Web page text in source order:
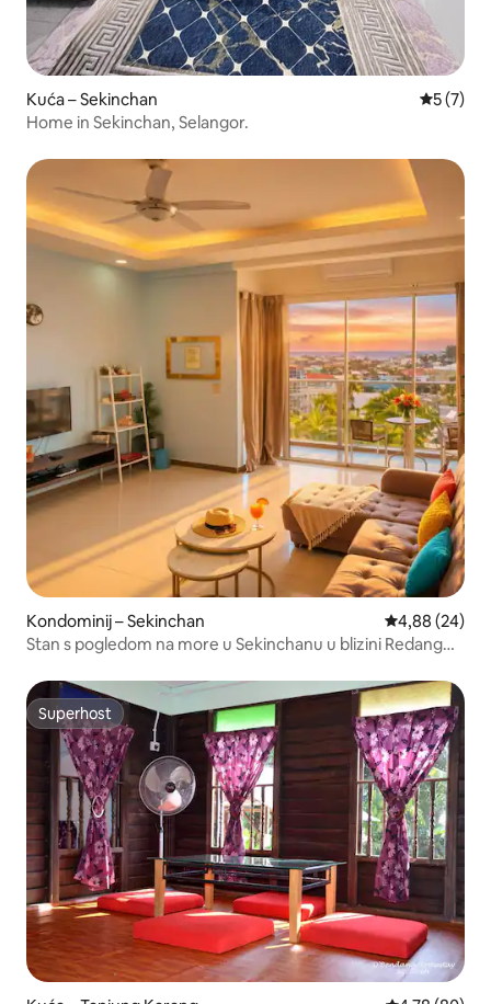
Kuća – Sekinchan
5 (7)
Home in Sekinchan, Selangor.
Kondominij – Sekinchan Prosječna
4,88 (24)
Stan s pogledom na more u Sekinchanu u blizini Redang
Superhost
Superhost